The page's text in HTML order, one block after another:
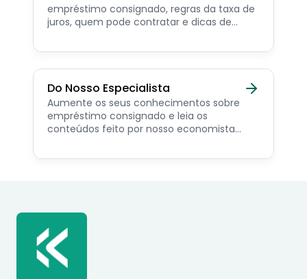
empréstimo consignado, regras da taxa de
juros, quem pode contratar e dicas de
Do Nosso Especialista
Aumente os seus conhecimentos sobre
empréstimo consignado e leia os
conteúdos feito por nosso economista